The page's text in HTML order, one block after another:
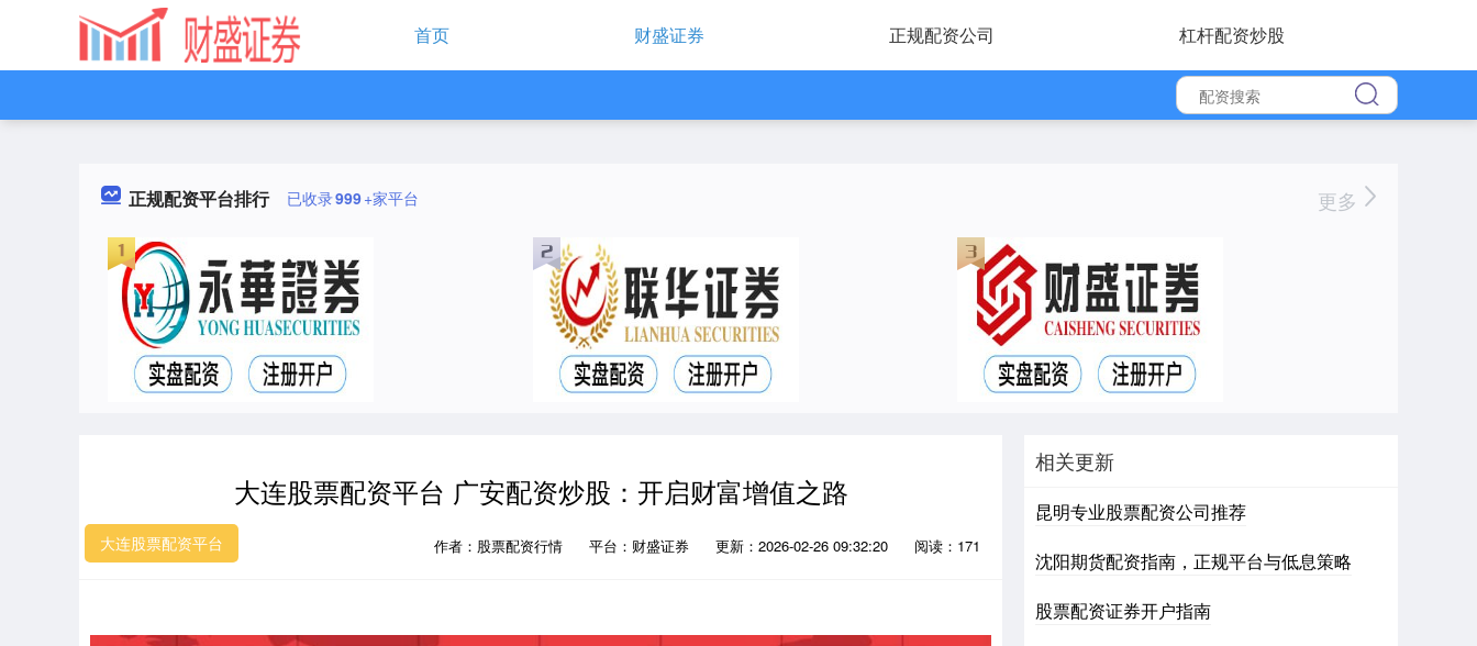
首页 财盛证券 正规配资公司 杠杆配资炒股
正规配资平台排行 已收录999+家平台 更多
大连股票配资平台 广安配资炒股：开启财富增值之路
大连股票配资平台 作者：股票配资行情 平台：财盛证券 更新：2026-02-26 09:32:20 阅读：171
相关更新
昆明专业股票配资公司推荐
沈阳期货配资指南，正规平台与低息策略
股票配资证券开户指南